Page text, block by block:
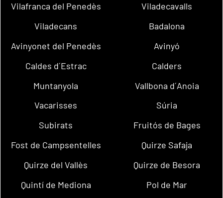
Vilafranca del Penedès
Viladecavalls
Viladecans
Badalona
Avinyonet del Penedès
Avinyó
Caldes d´Estrac
Calders
Muntanyola
Vallbona d´Anoia
Vacarisses
Súria
Subirats
Fruitós de Bages
Fost de Campsentelles
Quirze Safaja
Quirze del Vallès
Quirze de Besora
Quintí de Mediona
Pol de Mar